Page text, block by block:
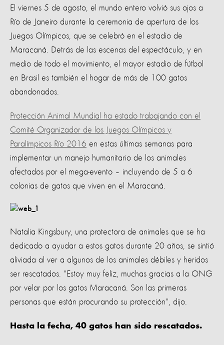
El viernes 5 de agosto, el mundo entero volvió sus ojos a
Río de Janeiro durante la ceremonia de apertura de los
Juegos Olímpicos, que se celebró en el estadio de
Maracaná. Detrás de las escenas del espectáculo, y en
medio de todo el movimiento, el mayor estadio de fútbol
en Brasil es también el hogar de más de 100 gatos
abandonados.
Protección Animal Mundial ha estado trabajando con el
Comité Organizador de los Juegos Olímpicos y
Paralímpicos Río 2016 en estas últimas semanas para
implementar un manejo humanitario de los animales
afectados por el mega-evento – incluyendo de 5 a 6
colonias de gatos que viven en el Maracaná.
Natalia Kingsbury, una protectora de animales que se ha
dedicado a ayudar a estos gatos durante 20 años, se sintió
aliviada al ver a algunos de los animales débiles y heridos
ser rescatados. "Estoy muy feliz, muchas gracias a la ONG
por velar por los gatos Maracaná. Son las primeras
personas que están procurando su protección", dijo.
Hasta la fecha, 40 gatos han sido rescatados.